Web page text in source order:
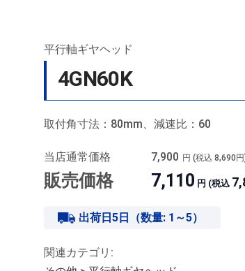
平行軸ギヤヘッド
4GN60K
取付角寸法：80mm、減速比：60
当店通常価格 7,900 円 (税込 8,690
販売価格 7,110 円 (税込
出荷日5日（数量: 1～5）
関連カテゴリ: